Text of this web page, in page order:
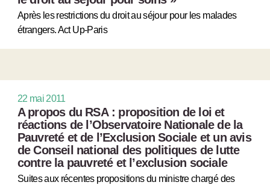
Après les restrictions du droit au séjour pour les malades
étrangers. Act Up-Paris
22 mai 2011
A propos du RSA : proposition de loi et
réactions de l’Observatoire Nationale de la
Pauvreté et de l’Exclusion Sociale et un avis
de Conseil national des politiques de lutte
contre la pauvreté et l’exclusion sociale
Suites aux récentes propositions du ministre chargé des